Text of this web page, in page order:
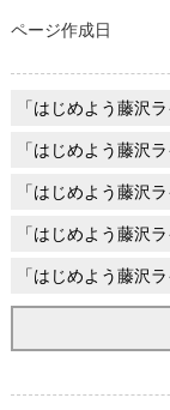
ページ作成日
「はじめよう藤沢ラ
「はじめよう藤沢ラ
「はじめよう藤沢ラ
「はじめよう藤沢ラ
「はじめよう藤沢ラ